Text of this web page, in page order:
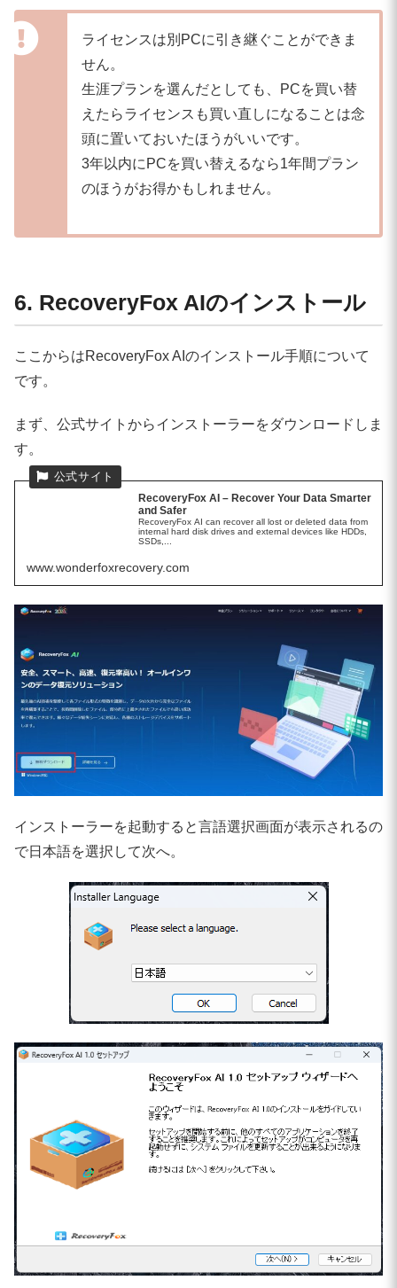
ライセンスは別PCに引き継ぐことができま
せん。
生涯プランを選んだとしても、PCを買い替
えたらライセンスも買い直しになることは念
頭に置いておいたほうがいいです。
3年以内にPCを買い替えるなら1年間プラン
のほうがお得かもしれません。
6. RecoveryFox AIのインストール
ここからはRecoveryFox AIのインストール手順について
です。
まず、公式サイトからインストーラーをダウンロードしま
す。
RecoveryFox AI – Recover Your Data Smarter
and Safer
RecoveryFox AI can recover all lost or deleted data from
internal hard disk drives and external devices like HDDs,
SSDs,...
www.wonderfoxrecovery.com
インストーラーを起動すると言語選択画面が表示されるの
で日本語を選択して次へ。